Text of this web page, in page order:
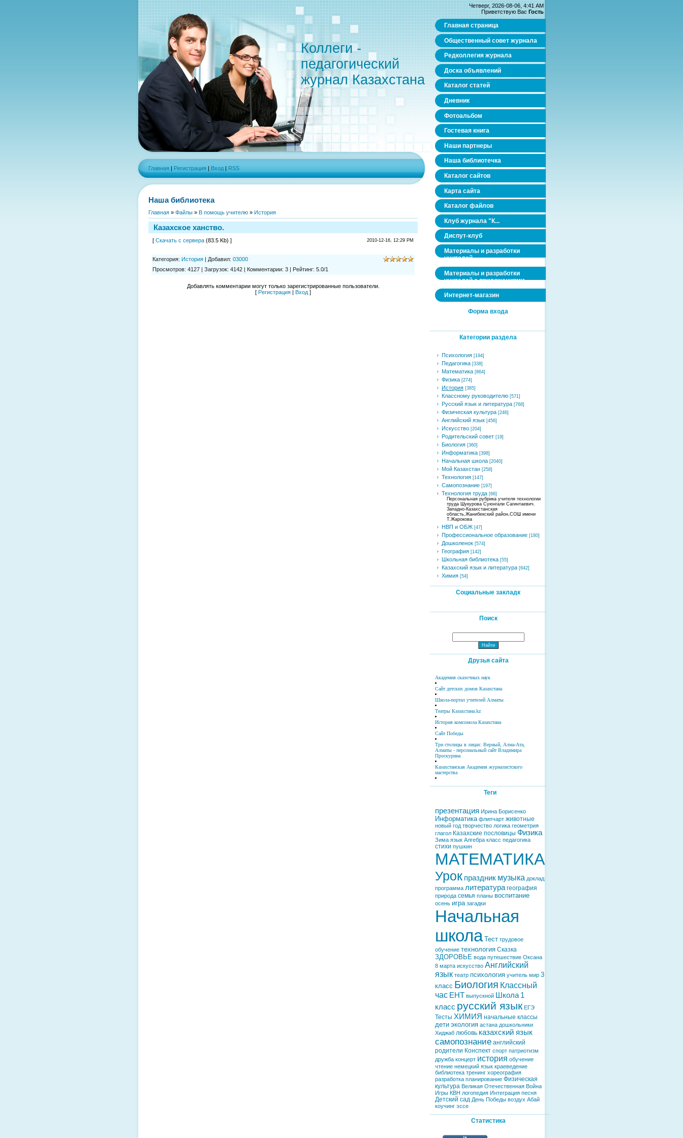
Коллеги -
педагогический
журнал Казахстана
Главная | Регистрация | Вход | RSS
Наша библиотека
Главная » Файлы » В помощь учителю » История
Казахское ханство.
[ Скачать с сервера (83.5 Kb) ] 2010-12-16, 12:29 PM
Категория: История | Добавил: 03000
Просмотров: 4127 | Загрузок: 4142 | Комментарии: 3 | Рейтинг: 5.0/1
Добавлять комментарии могут только зарегистрированные пользователи.
[ Регистрация | Вход ]
Четверг, 2026-08-06, 4:41 AM
Приветствую Вас Гость
Главная страница
Общественный совет журнала
Редколлегия журнала
Доска объявлений
Каталог статей
Дневник
Фотоальбом
Гостевая книга
Наши партнеры
Наша библиотечка
Каталог сайтов
Карта сайта
Каталог файлов
Клуб журнала "К...
Диспут-клуб
Материалы и разработки
учителей
Материалы и разработки
учителей с приложениями
Интернет-магазин
Форма входа
Категории раздела
Психология [194]
Педагогика [338]
Математика [864]
Физика [274]
История [385]
Классному руководителю [571]
Русский язык и литература [768]
Физическая культура [246]
Английский язык [456]
Искусство [204]
Родительский совет [19]
Биология [360]
Информатика [398]
Начальная школа [2040]
Мой Казахстан [258]
Технология [147]
Самопознание [197]
Технология труда [66]
Персональная рубрика учителя технологии
труда Шукурова Суюнгали Сагинтаевич.
Западно-Казахстанская
область,Жанибекский район,СОШ имени
Т.Жарокова
НВП и ОБЖ [47]
Профессиональное образование [180]
Дошколенок [574]
География [142]
Школьная библиотека [55]
Казахский язык и литература [642]
Химия [54]
Социальные закладк
Поиск
Друзья сайта
Академия сказочных наук
Сайт детских домов Казахстана
Школа-портал учителей Алматы
Театры Казахстана.kz
История комсомола Казахстана
Сайт Победы
Три столицы в лицах: Верный, Алма-Ата,
Алматы - персональный сайт Владимира
Проскурина
Казахстанская Академия журналистского
мастерства
Теги
презентация Ирина Борисенко
Информатика флипчарт животные
новый год творчество логика геометрия
глагол Казахские пословицы Физика
Зима язык Алгебра класс педагогика
стихи пушкин
МАТЕМАТИКА
Урок праздник музыка доклад
программа литература география
природа семья планы воспитание
осень игра загадки
Начальная
школа Тест трудовое
обучение технология Сказка
ЗДОРОВЬЕ вода путешествие Оксана
8 марта искусство Английский
язык театр психология учитель мир 3
класс Биология Классный
час ЕНТ выпускной Школа 1
класс русский язык ЕГЭ
Тесты ХИМИЯ начальные классы
дети экология астана дошкольники
Хиджаб любовь казахский язык
самопознание английский
родители Конспект спорт патриотизм
дружба концерт история обучение
чтение немецкий язык краеведение
библиотека тренинг хореография
разработка планирование Физическая
культура Великая Отечественная Война
Игры КВН логопедия Интеграция песня
Детский сад День Победы воздух Абай
коучинг эссе
Статистика